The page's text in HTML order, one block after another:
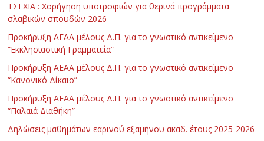
ΤΣΕΧΙΑ : Χορήγηση υποτροφιών για θερινά προγράμματα
σλαβικών σπουδών 2026
Προκήρυξη ΑΕΑΑ μέλους Δ.Π. για το γνωστικό αντικείμενο
“Εκκλησιαστική Γραμματεία”
Προκήρυξη ΑΕΑΑ μέλους Δ.Π. για το γνωστικό αντικείμενο
“Κανονικό Δίκαιο”
Προκήρυξη ΑΕΑΑ μέλους Δ.Π. για το γνωστικό αντικείμενο
“Παλαιά Διαθήκη”
Δηλώσεις μαθημάτων εαρινού εξαμήνου ακαδ. έτους 2025-2026